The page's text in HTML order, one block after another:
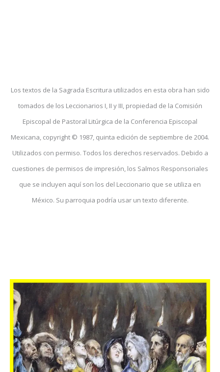
Los textos de la Sagrada Escritura utilizados en esta obra han sido
tomados de los Leccionarios I, II y III, propiedad de la Comisión
Episcopal de Pastoral Litúrgica de la Conferencia Episcopal
Mexicana, copyright © 1987, quinta edición de septiembre de 2004.
Utilizados con permiso. Todos los derechos reservados. Debido a
cuestiones de permisos de impresión, los Salmos Responsoriales
que se incluyen aquí son los del Leccionario que se utiliza en
México. Su parroquia podría usar un texto diferente.